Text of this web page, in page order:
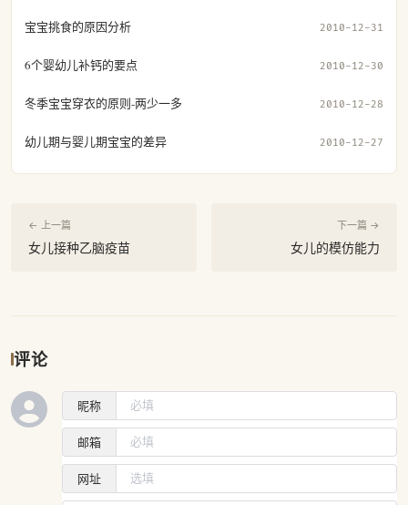
宝宝挑食的原因分析 2010-12-31
6个婴幼儿补钙的要点 2010-12-30
冬季宝宝穿衣的原则-两少一多 2010-12-28
幼儿期与婴儿期宝宝的差异 2010-12-27
← 上一篇
女儿接种乙脑疫苗
下一篇 →
女儿的模仿能力
评论
昵称
邮箱
网址